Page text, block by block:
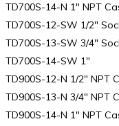
TD700S-14-N 1″ NPT
TD700S-12-SW 1/2″
TD700S-13-SW 3/4″
TD700S-14-SW 1″
TD900S-12-N 1/2″ NPT
TD900S-13-N 3/4″ NPT
TD900S-14-N 1″ NPT